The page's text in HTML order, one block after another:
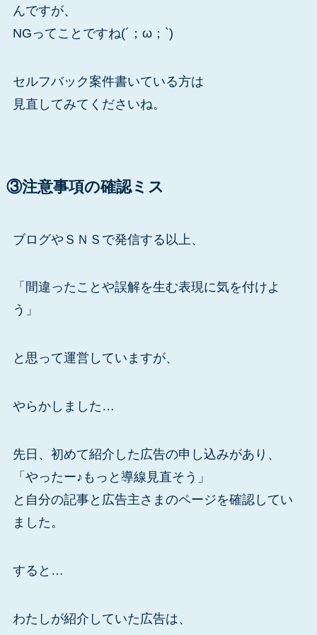
んですが、
NGってことですね(´；ω；`)
セルフバック案件書いている方は
見直してみてくださいね。
③注意事項の確認ミス
ブログやＳＮＳで発信する以上、
「間違ったことや誤解を生む表現に気を付けよ
う」
と思って運営していますが、
やらかしました…
先日、初めて紹介した広告の申し込みがあり、
「やったー♪もっと導線見直そう」
と自分の記事と広告主さまのページを確認してい
ました。
すると…
わたしが紹介していた広告は、